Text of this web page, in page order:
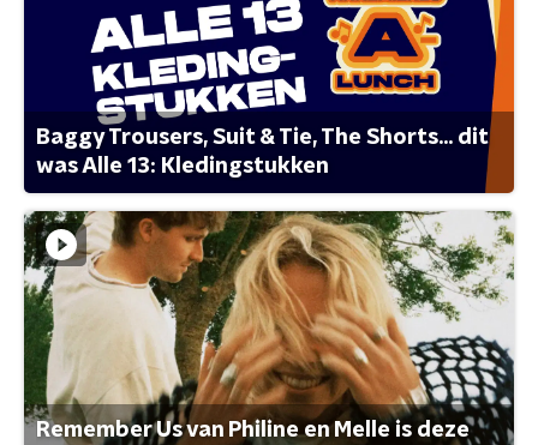
Baggy Trousers, Suit & Tie, The Shorts... dit
was Alle 13: Kledingstukken
Remember Us van Philine en Melle is deze